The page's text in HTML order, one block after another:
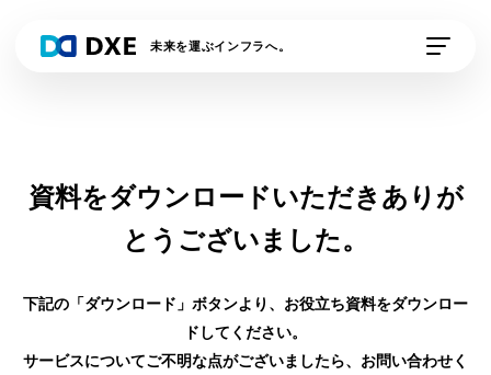
未来を運ぶインフラへ。
者
処分業者
外部連携サービス
資料をダウンロードいただきありが
とうございました。
下記の「ダウンロード」ボタンより、お役立ち資料をダウンロー
ドしてください。
サービスについてご不明な点がございましたら、お問い合わせく